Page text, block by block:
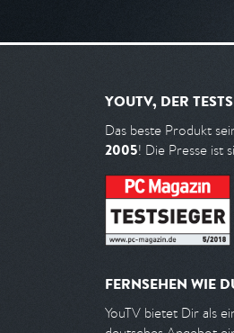
YOUTV, DER
Das beste Produkt
2005! Die Presse ist
FERNSEHEN WIE
YouTV bietet Dir als